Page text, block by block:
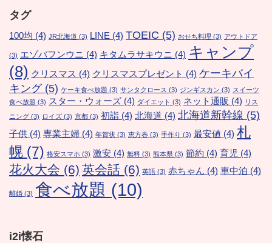
タグ
100均 (4) JR北海道 (3) LINE (4) TOEIC (5) おせち料理 (3) アウトドア
(3) エゾバフンウニ (4) キタムラサキウニ (4) キャンプ
(8) クリスマス (4) クリスマスプレゼント (4) ケーキバイ
キング(5) ケーキ食べ放題 (3) サンタクロース (3) ジンギスカン (3) スイーツ
食べ放題 (3) スター・ウォーズ (4) ダイエット (3) ネット通販 (4) リス
ニング (3) ロイズ (3) 京都 (3) 初詣 (4) 北海道 (4) 北海道新幹線 (5)
子供 (4) 専業主婦 (4) 年賀状 (3) 恵方巻 (3) 手作り (3) 最安値 (4) 札
幌 (7) 格安スマホ (3) 激安 (4) 無料 (3) 熊本県 (3) 節約 (4) 育児 (4)
花火大会 (6) 英会話 (6) 英語 (3) 赤ちゃん (4) 車中泊 (4)
離婚 (3) 食べ放題 (10)
i2i懐石